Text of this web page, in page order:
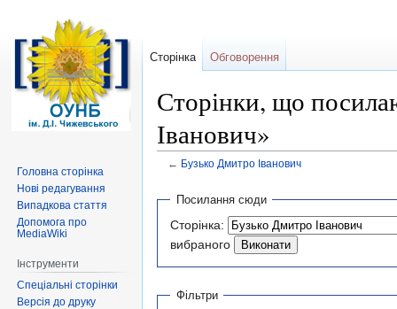
Сторінки, що
Іванович»
← Бузько Дмитро Іванович
Перейти
навігації
Перейти
пошуку
Посилання сюди
Сторінка:
вибраного
Фільтри
Сторінка Обговорення
Головна сторінка
Нові редагування
Випадкова стаття
Допомога про
MediaWiki
Інструменти
Спеціальні сторінки
Версія до друку